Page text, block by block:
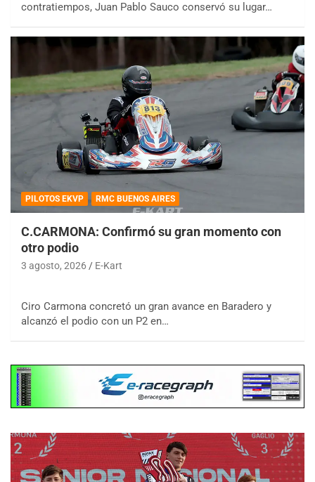
contratiempos, Juan Pablo Sauco conservó su lugar…
PILOTOS EKVP RMC BUENOS AIRES
C.CARMONA: Confirmó su gran momento con
otro podio
3 agosto, 2026 E-Kart
Ciro Carmona concretó un gran avance en Baradero y
alcanzó el podio con un P2 en…